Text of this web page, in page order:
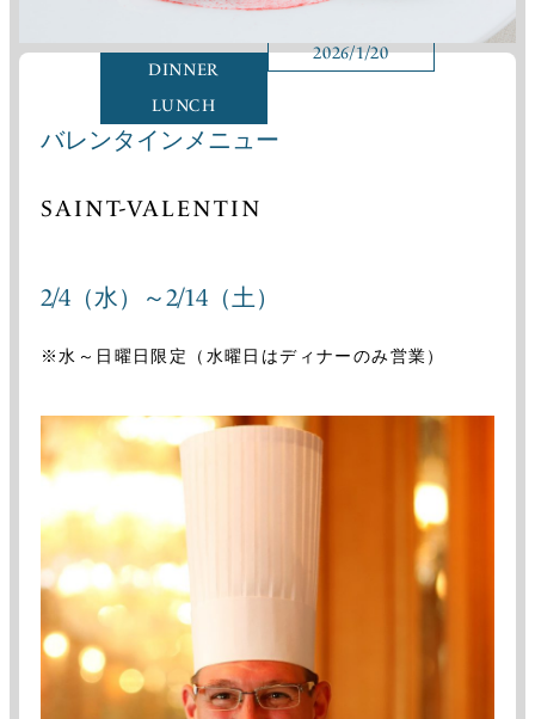
2026/1/20
DINNER
LUNCH
バレンタインメニュー
SAINT-VALENTIN
2/4（水）～2/14（土）
※水～日曜日限定（水曜日はディナーのみ営業）